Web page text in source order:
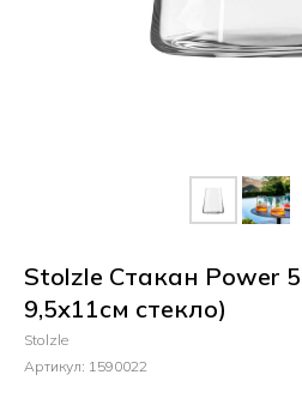
Stolzle Стакан Power
9,5х11см стекло)
Stolzle
Артикул: 1590022